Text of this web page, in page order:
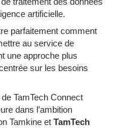
artificielle.
parfaitement comment
au service de
une approche plus
sur les besoins
TamTech Connect
dans l’ambition
Tamkine et TamTech